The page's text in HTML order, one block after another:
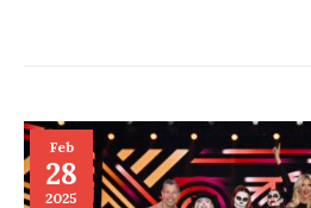
Feb
28
2025